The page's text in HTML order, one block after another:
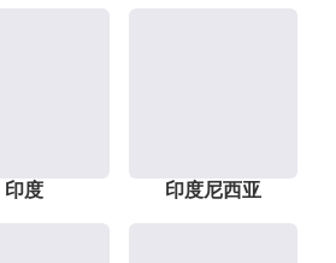
印度 印度尼西亚